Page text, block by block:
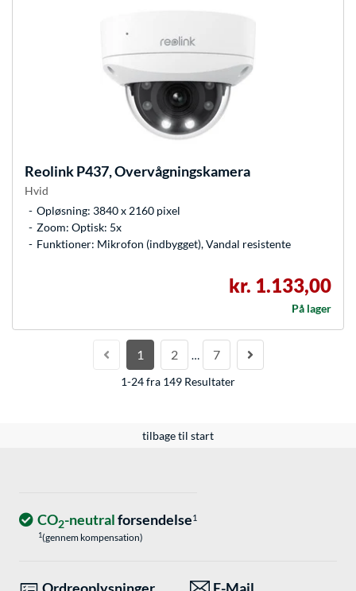
ReolinkP437, Overvågningskamera
Hvid
Opløsning: 3840 x 2160 pixel
Zoom: Optisk: 5x
Funktioner: Mikrofon (indbygget), Vandal resistente
kr. 1.133,00
På lager
1 2 … 7
1-24 fra 149 Resultater
tilbage til start
CO2-neutralforsendelse1
1(gennem kompensation)